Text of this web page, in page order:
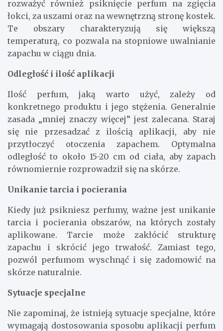
rozważyć również psiknięcie perfum na zgięcia
łokci, za uszami oraz na wewnętrzną stronę kostek.
Te obszary charakteryzują się większą
temperaturą, co pozwala na stopniowe uwalnianie
zapachu w ciągu dnia.
Odległość i ilość aplikacji
Ilość perfum, jaką warto użyć, zależy od
konkretnego produktu i jego stężenia. Generalnie
zasada „mniej znaczy więcej” jest zalecana. Staraj
się nie przesadzać z ilością aplikacji, aby nie
przytłoczyć otoczenia zapachem. Optymalna
odległość to około 15-20 cm od ciała, aby zapach
równomiernie rozprowadził się na skórze.
Unikanie tarcia i pocierania
Kiedy już psikniesz perfumy, ważne jest unikanie
tarcia i pocierania obszarów, na których zostały
aplikowane. Tarcie może zakłócić strukturę
zapachu i skrócić jego trwałość. Zamiast tego,
pozwól perfumom wyschnąć i się zadomowić na
skórze naturalnie.
Sytuacje specjalne
Nie zapominaj, że istnieją sytuacje specjalne, które
wymagają dostosowania sposobu aplikacji perfum